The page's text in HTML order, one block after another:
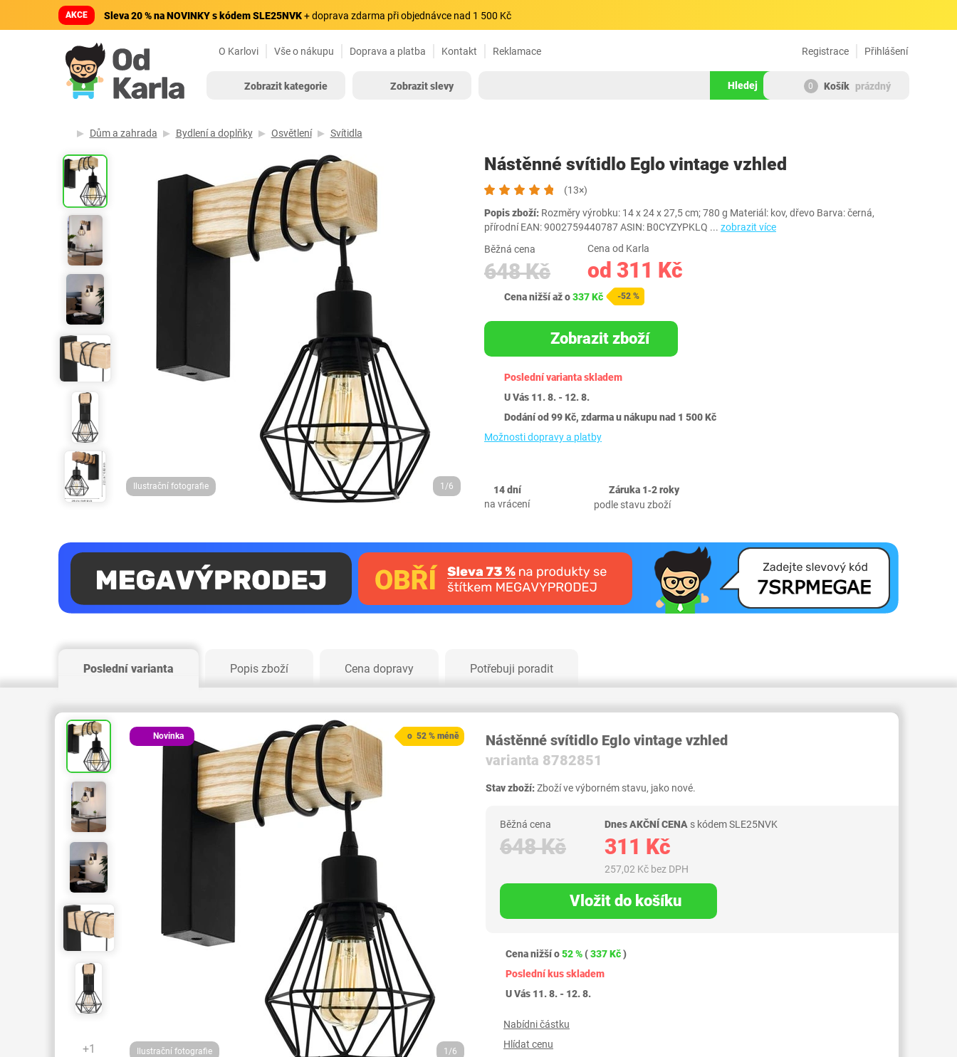
AKCE Sleva 20 % na NOVINKY s kódem SLE25NVK+ doprava zdarma při objednávce nad 1 500 Kč
O Karlovi Vše o nákupu Doprava a platba Kontakt Reklamace Přihlášení
Registrace
Zobrazit kategorie Zobrazit slevy Hledej 0 Košík prázdný
Dům a zahrada Bydlení a doplňky Osvětlení Svítidla
Ilustrační fotografie 1/6
Nástěnné svítidlo Eglo vintage vzhled
(13×)
Popis zboží: Rozměry výrobku: 14 x 24 x 27,5 cm; 780 g Materiál: kov, dřevo Barva: černá,
přírodní EAN: 9002759440787 ASIN: B0CYZYPKLQ ... zobrazit více
Běžná cena
648 Kč
Cena od Karla
od 311 Kč
Cena nižší až o337 Kč -52 %
Zobrazit zboží
Poslední varianta skladem
U Vás 11. 8. - 12. 8.
Dodání od 99 Kč, zdarma u nákupu nad 1 500 Kč
Možnosti dopravy a platby
14 dní
na vrácení
Záruka 1‐2 roky
podle stavu zboží
Poslední varianta Popis zboží Cena dopravy Potřebuji poradit
+1
Novinka
Ilustrační fotografie 1/6
o 52 % méně
Nástěnné svítidlo Eglo vintage vzhled
varianta 8782851
Stav zboží:Zboží ve výborném stavu, jako nové.
Běžná cena
648 Kč
Dnes AKČNÍ CENA s kódem SLE25NVK
311 Kč
257,02 Kč bez DPH
Vložit do košíku
Cena nižší o52 % (337 Kč)
Poslední kus skladem
U Vás 11. 8. - 12. 8.
Nabídni částku
Hlídat cenu